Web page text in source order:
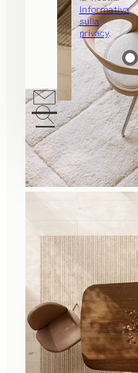
Informativa
sulla
privacy.